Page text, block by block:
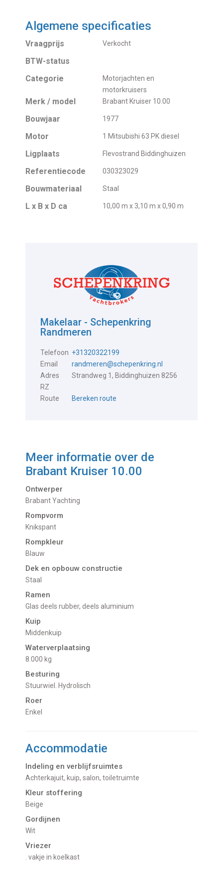
Algemene specificaties
Vraagprijs Verkocht
BTW-status
Categorie
Motorjachten en
motorkruisers
Merk / model Brabant Kruiser 10.00
Bouwjaar 1977
Motor 1 Mitsubishi 63 PK diesel
Ligplaats Flevostrand Biddinghuizen
Referentiecode 030323029
Bouwmateriaal Staal
L x B x D ca 10,00 m x 3,10 m x 0,90 m
Makelaar - Schepenkring
Randmeren
Telefoon +31320322199
Email
randmeren@schepenkring.nl
Adres
Strandweg 1, Biddinghuizen 8256
RZ
Route
Bereken route
Meer informatie over de
Brabant Kruiser 10.00
Ontwerper
Brabant Yachting
Rompvorm
Knikspant
Rompkleur
Blauw
Dek en opbouw constructie
Staal
Ramen
Glas deels rubber, deels aluminium
Kuip
Middenkuip
Waterverplaatsing
8.000 kg
Besturing
Stuurwiel. Hydrolisch
Roer
Enkel
Accommodatie
Indeling en verblijfsruimtes
Achterkajuit, kuip, salon, toiletruimte
Kleur stoffering
Beige
Gordijnen
Wit
Vriezer
. vakje in koelkast